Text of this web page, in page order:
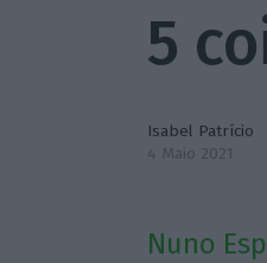
5
Isabel Patrício
4 Maio 2021
Nuno